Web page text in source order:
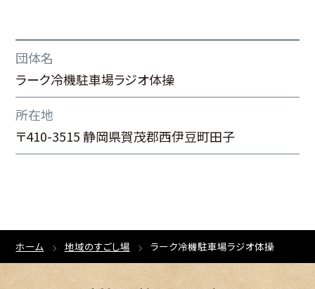
団体名
ラーク冷機駐車場ラジオ体操
所在地
〒410-3515 静岡県賀茂郡西伊豆町田子
ホーム 地域のすごし場 ラーク冷機駐車場ラジオ体操